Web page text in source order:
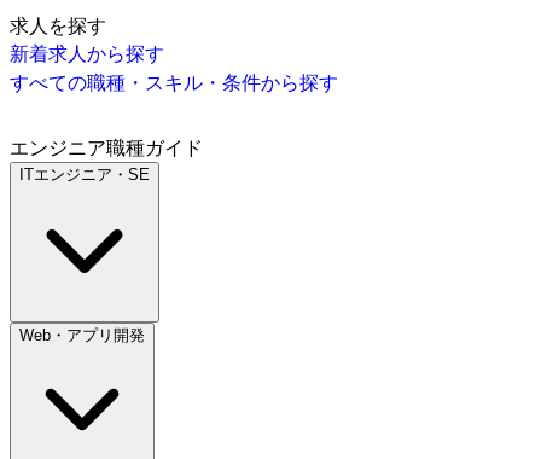
求人を探す
新着求人から探す
すべての職種・スキル・条件から探す
エンジニア職種ガイド
ITエンジニア・SE
Web・アプリ開発